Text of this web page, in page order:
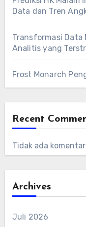
Data dan Tren
Transformasi Data
Analitis yang
Frost Monarch
Recent
Tidak ada
Archives
Juli 2026